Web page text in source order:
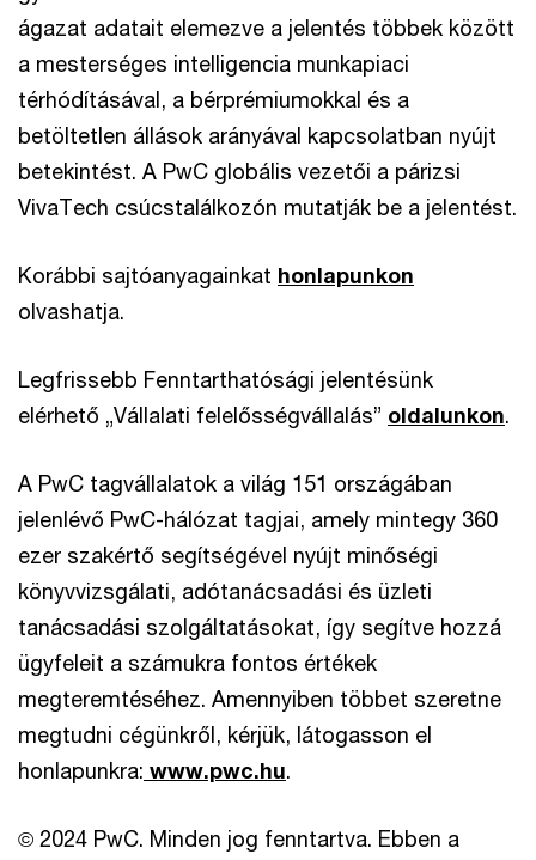
ágazat adatait elemezve a jelentés többek között
a mesterséges intelligencia munkapiaci
térhódításával, a bérprémiumokkal és a
betöltetlen állások arányával kapcsolatban nyújt
betekintést. A PwC globális vezetői a párizsi
VivaTech csúcstalálkozón mutatják be a jelentést.
Korábbi sajtóanyagainkat honlapunkon
olvashatja.
Legfrissebb Fenntarthatósági jelentésünk
elérhető „Vállalati felelősségvállalás” oldalunkon.
A PwC tagvállalatok a világ 151 országában
jelenlévő PwC-hálózat tagjai, amely mintegy 360
ezer szakértő segítségével nyújt minőségi
könyvvizsgálati, adótanácsadási és üzleti
tanácsadási szolgáltatásokat, így segítve hozzá
ügyfeleit a számukra fontos értékek
megteremtéséhez. Amennyiben többet szeretne
megtudni cégünkről, kérjük, látogasson el
honlapunkra: www.pwc.hu.
© 2024 PwC. Minden jog fenntartva. Ebben a